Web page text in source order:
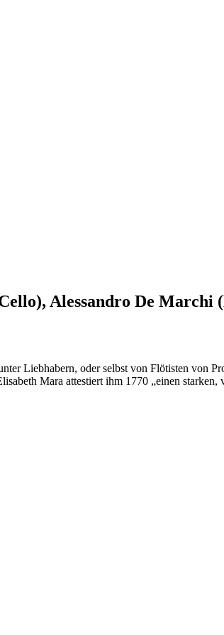
Alessandro De Marchi
Liebhabern, oder selbst von Flötisten von
Mara attestiert ihm 1770 „einen